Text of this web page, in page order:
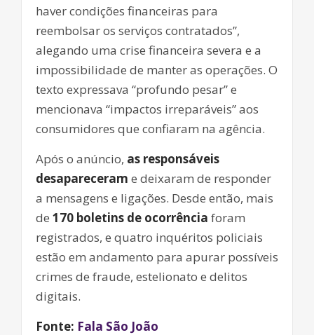
haver condições financeiras para
reembolsar os serviços contratados”,
alegando uma crise financeira severa e a
impossibilidade de manter as operações. O
texto expressava “profundo pesar” e
mencionava “impactos irreparáveis” aos
consumidores que confiaram na agência.
Após o anúncio, as responsáveis
desapareceram e deixaram de responder
a mensagens e ligações. Desde então, mais
de 170 boletins de ocorrência foram
registrados, e quatro inquéritos policiais
estão em andamento para apurar possíveis
crimes de fraude, estelionato e delitos
digitais.
Fonte: Fala São João